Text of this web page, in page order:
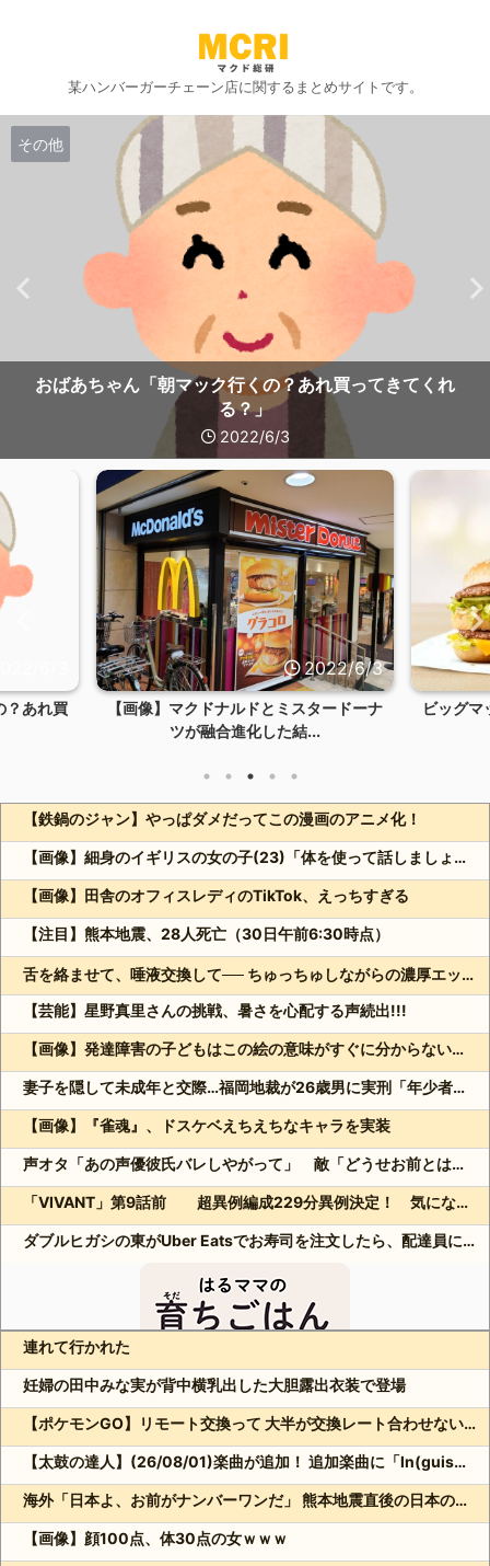
某ハンバーガーチェーン店に関するまとめサイトです。
その他
おばあちゃん「朝マック行くの？あれ買ってきてくれ
る？」
2022/6/3
？あれ買
2022/6/3
【画像】マクドナルドとミスタードーナ
ツが融合進化した結...
ビッグマ
【鉄鍋のジャン】やっぱダメだってこの漫画のアニメ化！
【画像】細身のイギリスの女の子(23)「体を使って話しましょう…
【画像】田舎のオフィスレディのTikTok、えっちすぎる
【注目】熊本地震、28人死亡（30日午前6:30時点）
舌を絡ませて、唾液交換して── ちゅっちゅしながらの濃厚エッ画像♪
【芸能】星野真里さんの挑戦、暑さを心配する声続出!!!
【画像】発達障害の子どもはこの絵の意味がすぐに分からないらしい
妻子を隠して未成年と交際…福岡地裁が26歳男に実刑「年少者の未熟さにつけ込んだ」
【画像】『雀魂』、ドスケベえちえちなキャラを実装
声オタ「あの声優彼氏バレしやがって」 敵「どうせお前とは付き合えないのにｗ」←これ
「VIVANT」第9話前 超異例編成229分異例決定！ 気になる「裏の裏」黒須（松坂桃李）飛び交う考察
ダブルヒガシの東がUber Eatsでお寿司を注文したら、配達員に全て食べられる!?
連れて行かれた
妊婦の田中みな実が背中横乳出した大胆露出衣装で登場
【ポケモンGO】リモート交換って 大半が交換レート合わせない奴多くね？
【太鼓の達人】(26/08/01)楽曲が追加！ 追加楽曲に「ln(guis・tics) / Sephid」「Remnath / ぺのれり」の2曲が登場！！
海外「日本よ、お前がナンバーワンだ」 熊本地震直後の日本の対応のスピードに世界が衝撃
【画像】顔100点、体30点の女ｗｗｗ